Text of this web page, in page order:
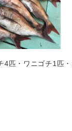
4匹・ワニゴチ1匹